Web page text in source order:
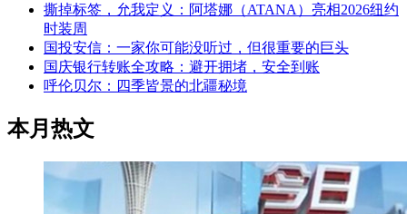
撕掉标签，允我定义：阿塔娜（ATANA）亮相2026纽约
时装周
国投安信：一家你可能没听过，但很重要的巨头
国庆银行转账全攻略：避开拥堵，安全到账
呼伦贝尔：四季皆景的北疆秘境
本月热文